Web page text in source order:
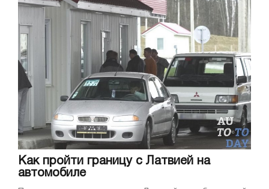
Как пройти границу с Латвией на
автомобиле